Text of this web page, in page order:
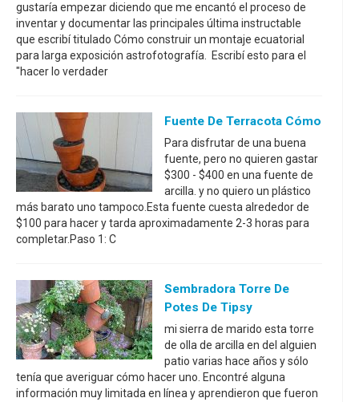
gustaría empezar diciendo que me encantó el proceso de
inventar y documentar las principales última instructable
que escribí titulado Cómo construir un montaje ecuatorial
para larga exposición astrofotografía. Escribí esto para el
"hacer lo verdader
Fuente De Terracota Cómo
Para disfrutar de una buena
fuente, pero no quieren gastar
$300 - $400 en una fuente de
arcilla. y no quiero un plástico
más barato uno tampoco.Esta fuente cuesta alrededor de
$100 para hacer y tarda aproximadamente 2-3 horas para
completar.Paso 1: C
Sembradora Torre De
Potes De Tipsy
mi sierra de marido esta torre
de olla de arcilla en del alguien
patio varias hace años y sólo
tenía que averiguar cómo hacer uno. Encontré alguna
información muy limitada en línea y aprendieron que fueron